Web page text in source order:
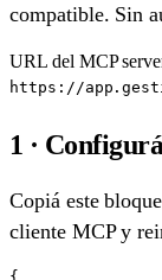
compatible. Sin
URL del MCP
https://
1 ·
Copiá este
cliente MCP y